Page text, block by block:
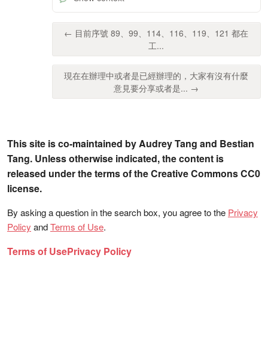
← 目前序號 89、99、114、116、119、121 都在
工...
現在在辦理中或者是已經辦理的，大家有沒有什麼
意見要分享或者是... →
This site is co-maintained by Audrey Tang and Bestian
Tang. Unless otherwise indicated, the content is
released under the terms of the Creative Commons CC0
license.
By asking a question in the search box, you agree to the Privacy
Policy andTerms of Use.
Terms of UsePrivacy Policy